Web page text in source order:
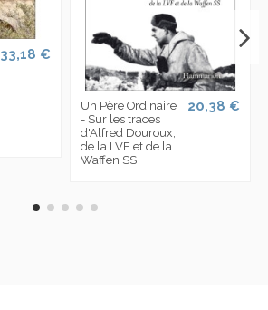
33,18 €
Un Père Ordinaire
- Sur les traces
d'Alfred Douroux,
de la LVF et de la
Waffen SS
20,38 €